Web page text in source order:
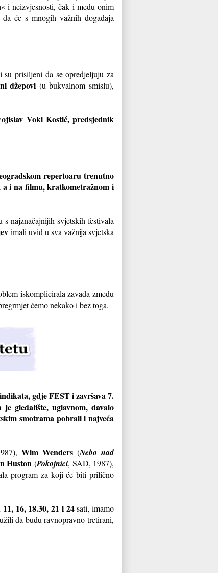
i neizvjesnosti, čak i među onim
će s mnogih važnih događaja
prisiljeni da se opredjeljuju za
džepovi (u bukvalnom smislu),
Voki Kostić, predsjednik
repertoaru trenutno
a i na filmu, kratkometražnom i
s najznačajnijih svjetskih festivala
imali uvid u sva važnija svjetska
iskomplicirala zavada zmeđu
ćemo nekako i bez toga.
gdje FEST i završava 7.
gledalište, uglavnom, davalo
smotrama pobrali i najveća
Wim Wenders (Nebo nad
Huston (Pokojnici, SAD, 1987),
program za koji će biti prilično
11, 16, 18.30, 21 i 24sati, imamo
da budu ravnopravno tretirani,